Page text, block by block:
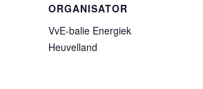
ORGANISATOR
VvE-balie Energiek
Heuvelland